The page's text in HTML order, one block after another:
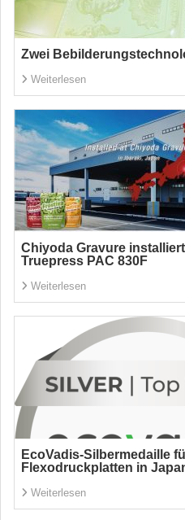
Zwei
Weiterlesen
Chiyoda Gravure
Truepress PAC 830F
Weiterlesen
EcoVadis-Silbermedaille
Flexodruckplatten in
Weiterlesen